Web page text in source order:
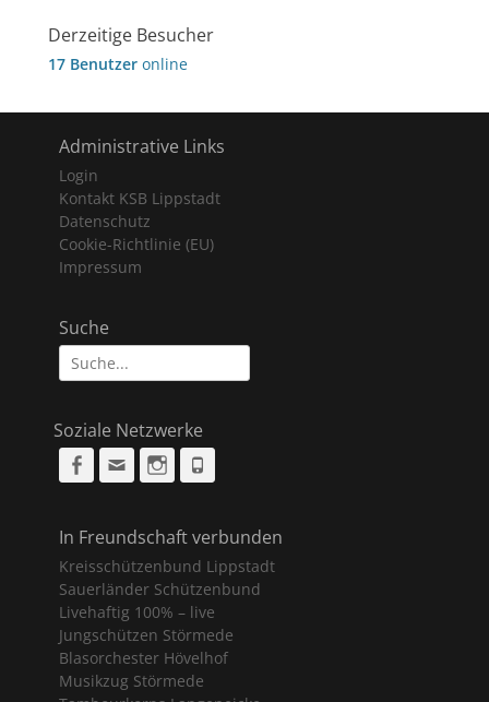
Derzeitige Besucher
17 Benutzer online
Administrative Links
Login
Kontakt KSB Lippstadt
Datenschutz
Cookie-Richtlinie (EU)
Impressum
Suche
Suche
nach:
Soziale Netzwerke
Facebook
Email Instagram
In Freundschaft verbunden
Kreisschützenbund Lippstadt
Sauerländer Schützenbund
Livehaftig 100% – live
Jungschützen Störmede
Blasorchester Hövelhof
Musikzug Störmede